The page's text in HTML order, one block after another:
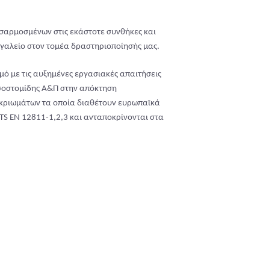
στις εκάστοτε συνθήκες και
στον τομέα δραστηριοποίησής μας.
με τις αυξημένες εργασιακές απαιτήσεις
Α&Π στην απόκτηση
τα οποία διαθέτουν ευρωπαϊκά
EN 12811-1,2,3 και ανταποκρίνονται στα